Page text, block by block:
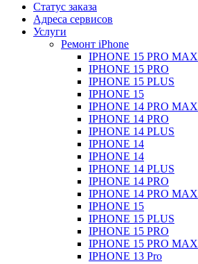
Статус заказа
Адреса сервисов
Услуги
Ремонт iPhone
IPHONE 15 PRO MAX
IPHONE 15 PRO
IPHONE 15 PLUS
IPHONE 15
IPHONE 14 PRO MAX
IPHONE 14 PRO
IPHONE 14 PLUS
IPHONE 14
IPHONE 14
IPHONE 14 PLUS
IPHONE 14 PRO
IPHONE 14 PRO MAX
IPHONE 15
IPHONE 15 PLUS
IPHONE 15 PRO
IPHONE 15 PRO MAX
IPHONE 13 Pro